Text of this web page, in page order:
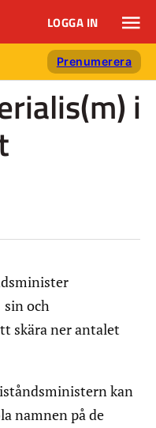
LOGGA IN
Prenumerera
i
sin och
skära ner antalet
kan
namnen på de